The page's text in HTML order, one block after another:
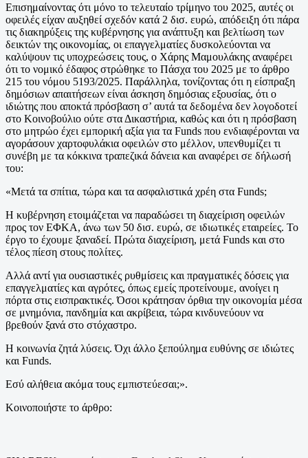
Επισημαίνοντας ότι μόνο το τελευταίο τρίμηνο του 2025, αυτές οι
οφειλές είχαν αυξηθεί σχεδόν κατά 2 δισ. ευρώ, απόδειξη ότι πάρα
τις διακηρύξεις της κυβέρνησης για ανάπτυξη και βελτίωση των
δεικτών της οικονομίας, οι επαγγελματίες δυσκολεύονται να
καλύψουν τις υποχρεώσεις τους, ο Χάρης Μαμουλάκης αναφέρει
ότι το νομικό έδαφος στρώθηκε το Πάσχα του 2025 με το άρθρο
215 του νόμου 5193/2025. Παράλληλα, τονίζοντας ότι η είσπραξη
δημόσιων απαιτήσεων είναι άσκηση δημόσιας εξουσίας, ότι ο
ιδιώτης που αποκτά πρόσβαση σ’ αυτά τα δεδομένα δεν λογοδοτεί
στο Κοινοβούλιο ούτε στα Δικαστήρια, καθώς και ότι η πρόσβαση
στο μητρώο έχει εμπορική αξία για τα Funds που ενδιαφέρονται να
αγοράσουν χαρτοφυλάκια οφειλών στο μέλλον, υπενθυμίζει τι
συνέβη με τα κόκκινα τραπεζικά δάνεια και αναφέρει σε δήλωσή
του:
«Μετά τα σπίτια, τώρα και τα ασφαλιστικά χρέη στα Funds;
Η κυβέρνηση ετοιμάζεται να παραδώσει τη διαχείριση οφειλών
προς τον ΕΦΚΑ, άνω των 50 δισ. ευρώ, σε ιδιωτικές εταιρείες. Το
έργο το έχουμε ξαναδεί. Πρώτα διαχείριση, μετά Funds και στο
τέλος πίεση στους πολίτες.
Αλλά αντί για ουσιαστικές ρυθμίσεις και πραγματικές δόσεις για
επαγγελματίες και αγρότες, όπως εμείς προτείνουμε, ανοίγει η
πόρτα στις εισπρακτικές. Όσοι κράτησαν όρθια την οικονομία μέσα
σε μνημόνια, πανδημία και ακρίβεια, τώρα κινδυνεύουν να
βρεθούν ξανά στο στόχαστρο.
Η κοινωνία ζητά λύσεις. Όχι άλλο ξεπούλημα ευθύνης σε ιδιώτες
και Funds.
Εσύ αλήθεια ακόμα τους εμπιστεύεσαι;».
Κοινοποιήστε το άρθρο: